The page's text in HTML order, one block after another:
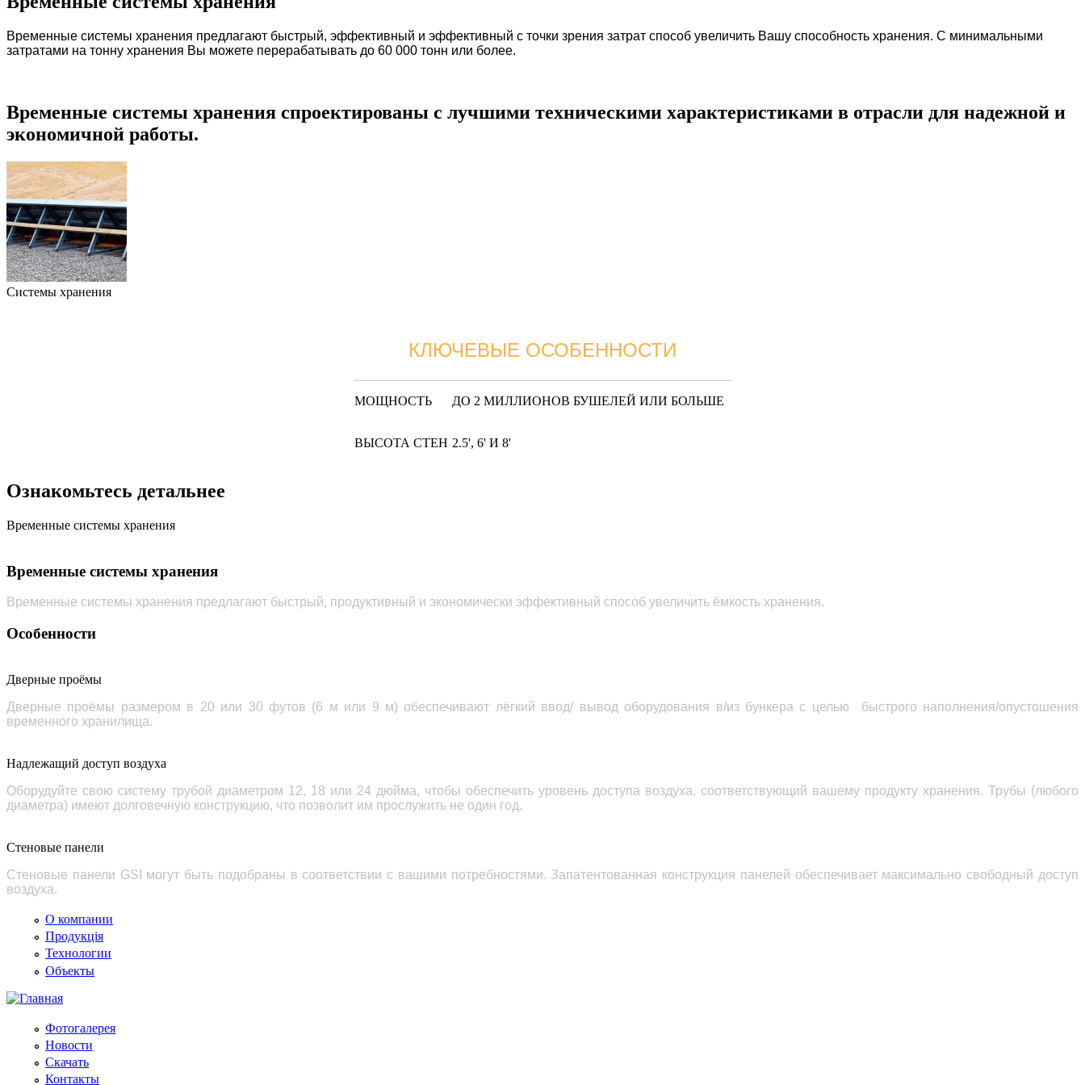
Временные системы хранения предлагают быстрый, эффективный и эффективный с точки зрения затрат способ увеличить Вашу способность хранения. С минимальными
затратами на тонну хранения Вы можете перерабатывать до 60 000 тонн или более.
Временные системы хранения спроектированы с лучшими техническими характеристиками в отрасли для надежной и
экономичной работы.
Системы хранения
КЛЮЧЕВЫЕ ОСОБЕННОСТИ
МОЩНОСТЬ ДО 2 МИЛЛИОНОВ БУШЕЛЕЙ ИЛИ БОЛЬШЕ
ВЫСОТА СТЕН 2.5', 6' И 8'
Ознакомьтесь детальнее
Временные системы хранения
Временные системы хранения
Временные системы хранения предлагают быстрый, продуктивный и экономически эффективный способ увеличить ёмкость хранения.
Особенности
Дверные проёмы
Дверные проёмы размером в 20 или 30 футов (6 м или 9 м) обеспечивают лёгкий ввод/ вывод оборудования в/из бункера с целью быстрого наполнения/опустошения
временного хранилища.
Надлежащий доступ воздуха
Оборудуйте свою систему трубой диаметром 12, 18 или 24 дюйма, чтобы обеспечить уровень доступа воздуха, соответствующий вашему продукту хранения. Трубы (любого
диаметра) имеют долговечную конструкцию, что позволит им прослужить не один год.
Стеновые панели
Стеновые панели GSI могут быть подобраны в соответствии с вашими потребностями. Запатентованная конструкция панелей обеспечивает максимально свободный доступ
воздуха.
О компании
Продукція
Технологии
Объекты
Фотогалерея
Новости
Скачать
Контакты